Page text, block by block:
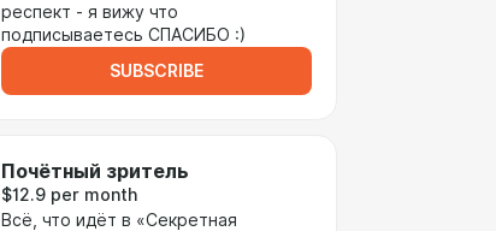
респект - я вижу что
подписываетесь СПАСИБО :)
SUBSCRIBE
Почётный зритель
$12.9 per month
Всё, что идёт в «Секретная